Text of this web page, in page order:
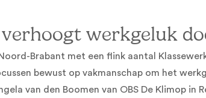
werkgeluk
Noord-Brabant met een flink aantal
bewust op vakmanschap om het
van den Boomen van OBS De Klimop in